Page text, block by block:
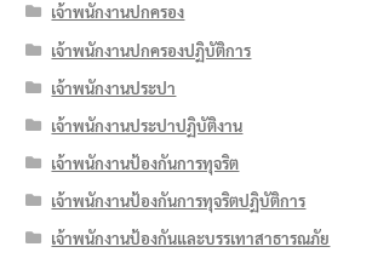
เจ้าพนักงานปกครอง
เจ้าพนักงานปกครองปฏิบัติการ
เจ้าพนักงานประปา
เจ้าพนักงานประปาปฏิบัติงาน
เจ้าพนักงานป้องกันการทุจริต
เจ้าพนักงานป้องกันการทุจริตปฏิบัติการ
เจ้าพนักงานป้องกันและบรรเทาสาธารณภัย